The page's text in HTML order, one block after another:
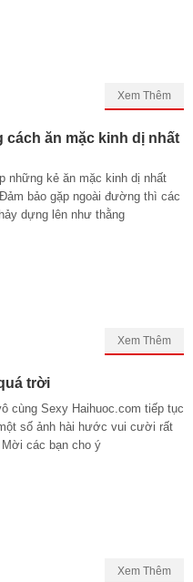
Xem Thêm
ăn mặc kinh dị nhất
những kẻ ăn mặc kinh dị nhất
bảo gặp ngoài đường thì các
dựng lên như thằng
Xem Thêm
trời
cùng Sexy Haihuoc.com tiếp tục
số ảnh hài hước vui cười rất
các bạn cho ý
Xem Thêm